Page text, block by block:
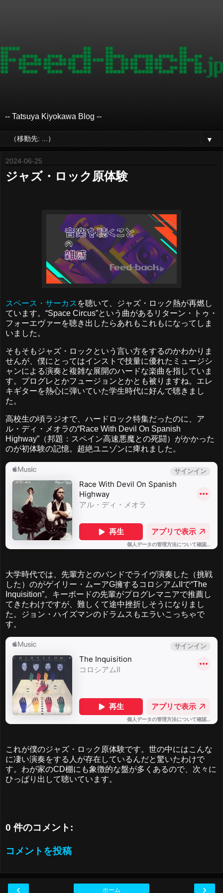
-- Tatsuya Kiyokawa Blog --
▼
2024-06-25
ジャズ・ロック原体験
スペース・サーカス を聴いて、ジャズ・ロック熱が再燃し
ています。“Space Circus”という曲があるリターン・トゥ・
フォーエヴァーを聴き出したらあれもこれもになってしま
いました。
そもそもジャズ・ロックという言い方をするのかわかりま
せんが、僕にとってはインストで技量に優れたミュージシ
ャンによる演奏と複雑な展開のハードな楽曲を指していま
す。プログレとかフュージョンとかとも被りますね。エレ
キギターを熱心に弾いていた学生時代に好んで聴きまし
た。
高校生の頃ラジオで、ハードロック特集だったのに、ア
ル・ディ・メオラの“Race With Devil On Spanish
Highway”（邦題：スペイン高速悪魔との死闘）がかかった
のが初体験の記憶。超絶ユニゾンに痺れました。
大学時代では、先輩方とのバンドでライヴ演奏した（挑戦
した）のがゲイリー・ムーアG擁するコロシアムIIで“The
Inquisition”。キーボードの先輩がプログレマニアで推薦し
てきたわけですが、難しくて途中挫折しそうになりまし
た。ジョン・ハイズマンのドラムスもエラいこっちゃで
す。
これが僕のジャズ・ロック原体験です。世の中にはこんな
に凄い演奏をする人が存在しているんだと驚いたわけで
す。わが家のCD棚にも象徴的な盤が多くあるので、次々に
ひっぱり出して聴いています。
0 件のコメント:
コメントを投稿
‹ ›
ホーム